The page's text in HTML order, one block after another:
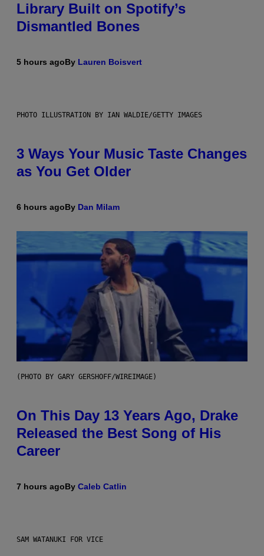
Library Built on Spotify’s
Dismantled Bones
5 hours agoBy Lauren Boisvert
PHOTO ILLUSTRATION BY IAN WALDIE/GETTY IMAGES
3 Ways Your Music Taste Changes
as You Get Older
6 hours agoBy Dan Milam
(PHOTO BY GARY GERSHOFF/WIREIMAGE)
On This Day 13 Years Ago, Drake
Released the Best Song of His
Career
7 hours agoBy Caleb Catlin
SAM WATANUKI FOR VICE